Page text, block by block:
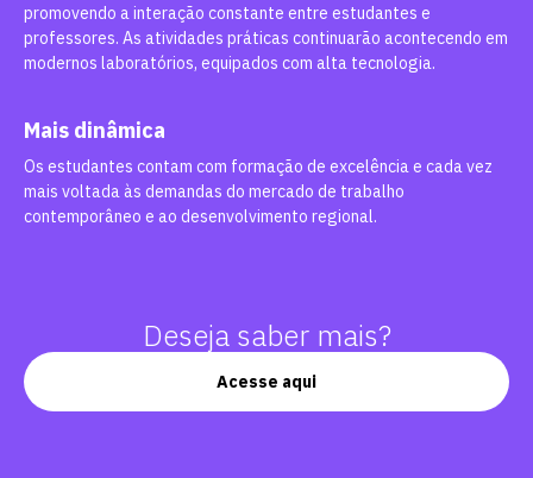
promovendo a interação constante entre estudantes e
professores. As atividades práticas continuarão acontecendo em
modernos laboratórios, equipados com alta tecnologia.
Mais dinâmica
Os estudantes contam com formação de excelência e cada vez
mais voltada às demandas do mercado de trabalho
contemporâneo e ao desenvolvimento regional.
Deseja saber mais?
Acesse aqui